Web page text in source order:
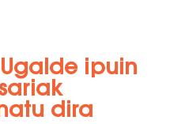
ipuin
dira